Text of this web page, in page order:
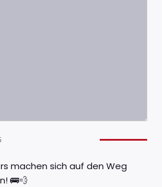
machen sich auf den Weg
🚌💨